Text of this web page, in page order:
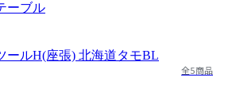
ーブル
全5商品